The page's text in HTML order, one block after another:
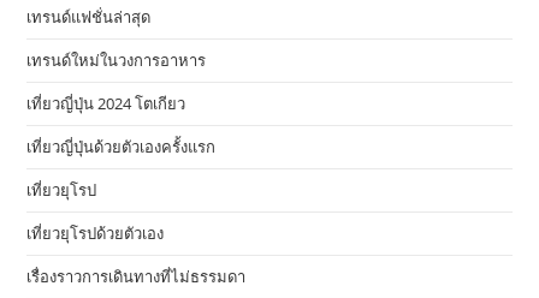
เทรนด์แฟชั่นล่าสุด
เทรนด์ใหม่ในวงการอาหาร
เที่ยวญี่ปุ่น 2024 โตเกียว
เที่ยวญี่ปุ่นด้วยตัวเองครั้งแรก
เที่ยวยุโรป
เที่ยวยุโรปด้วยตัวเอง
เรื่องราวการเดินทางที่ไม่ธรรมดา